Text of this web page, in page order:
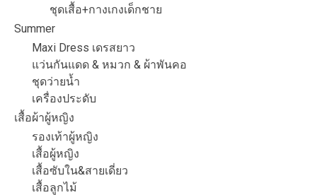
ชุดเสื้อ+กางเกงเด็กชาย
Summer
Maxi Dress เดรสยาว
แว่นกันแดด & หมวก & ผ้าพันคอ
ชุดว่ายน้ำ
เครื่องประดับ
เสื้อผ้าผู้หญิง
รองเท้าผู้หญิง
เสื้อผู้หญิง
เสื้อซับใน&สายเดี่ยว
เสื้อลูกไม้